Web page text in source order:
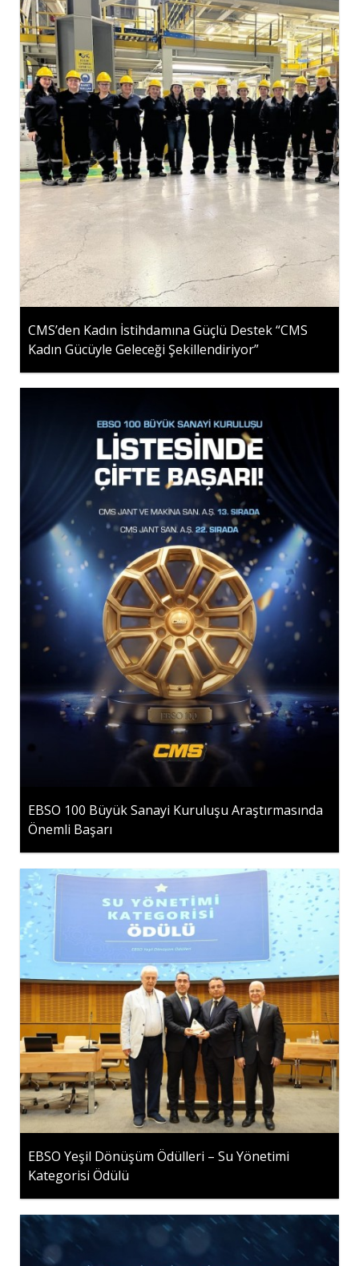
CMS’den Kadın İstihdamına Güçlü Destek “CMS
Kadın Gücüyle Geleceği Şekillendiriyor”
EBSO 100 Büyük Sanayi Kuruluşu Araştırmasında
Önemli Başarı
EBSO Yeşil Dönüşüm Ödülleri – Su Yönetimi
Kategorisi Ödülü